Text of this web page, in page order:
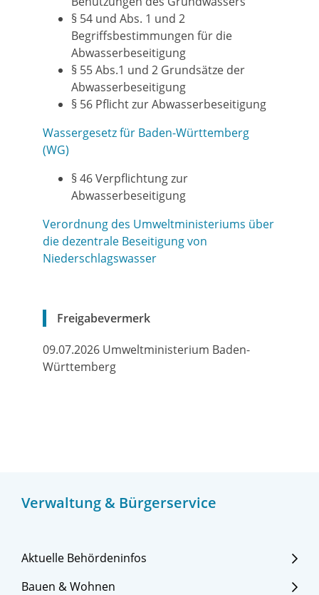
Verwaltung & Bürgerservice
Aktuelle Behördeninfos
Bauen & Wohnen
§ 54 und Abs. 1 und 2
Begriffsbestimmungen für die
Abwasserbeseitigung
§ 55 Abs.1 und 2 Grundsätze der
Abwasserbeseitigung
§ 56 Pflicht zur Abwasserbeseitigung
Wassergesetz für Baden-Württemberg
(WG)
§ 46 Verpflichtung zur
Abwasserbeseitigung
Verordnung des Umweltministeriums über
die dezentrale Beseitigung von
Niederschlagswasser
Freigabevermerk
09.07.2026 Umweltministerium Baden-
Württemberg